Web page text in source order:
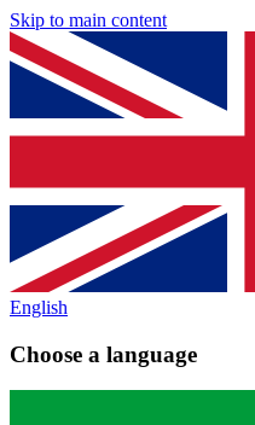
Skip to main content
English
Choose a language